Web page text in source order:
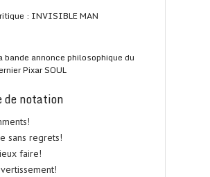
: INVISIBLE MAN
bande annonce philosophique du
Pixar SOUL
de notation
sans regrets!
faire!